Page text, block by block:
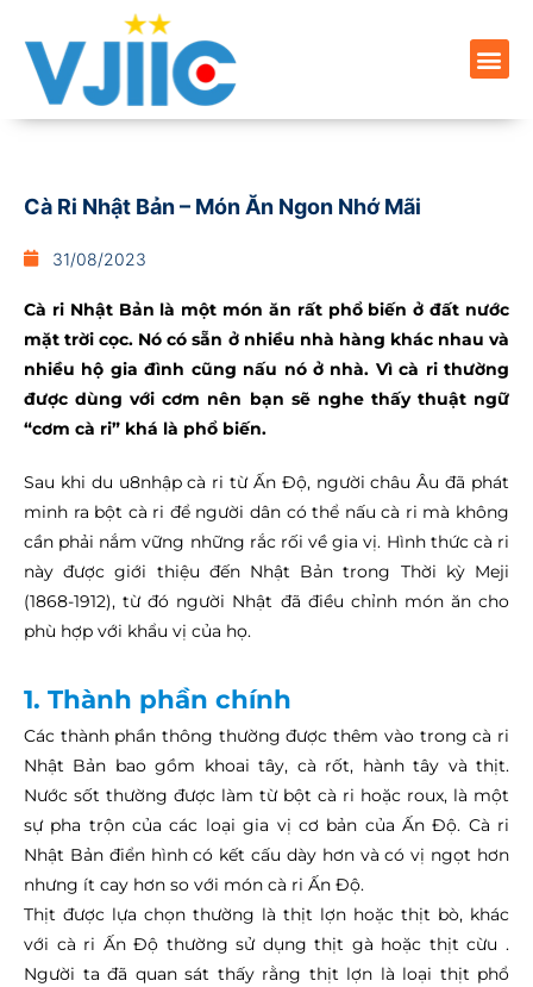
Cà Ri Nhật Bản – Món Ăn Ngon Nhớ Mãi
31/08/2023
Cà ri Nhật Bản là một món ăn rất phổ biến ở đất nước
mặt trời cọc. Nó có sẵn ở nhiều nhà hàng khác nhau và
nhiều hộ gia đình cũng nấu nó ở nhà. Vì cà ri thường
được dùng với cơm nên bạn sẽ nghe thấy thuật ngữ
“cơm cà ri” khá là phổ biến.
Sau khi du u8nhập cà ri từ Ấn Độ, người châu Âu đã phát
minh ra bột cà ri để người dân có thể nấu cà ri mà không
cần phải nắm vững những rắc rối về gia vị. Hình thức cà ri
này được giới thiệu đến Nhật Bản trong Thời kỳ Meji
(1868-1912), từ đó người Nhật đã điều chỉnh món ăn cho
phù hợp với khẩu vị của họ.
1. Thành phần chính
Các thành phần thông thường được thêm vào trong cà ri
Nhật Bản bao gồm khoai tây, cà rốt, hành tây và thịt.
Nước sốt thường được làm từ bột cà ri hoặc roux, là một
sự pha trộn của các loại gia vị cơ bản của Ấn Độ. Cà ri
Nhật Bản điển hình có kết cấu dày hơn và có vị ngọt hơn
nhưng ít cay hơn so với món cà ri Ấn Độ.
Thịt được lựa chọn thường là thịt lợn hoặc thịt bò, khác
với cà ri Ấn Độ thường sử dụng thịt gà hoặc thịt cừu .
Người ta đã quan sát thấy rằng thịt lợn là loại thịt phổ